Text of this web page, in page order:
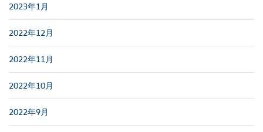
2023年1月
2022年12月
2022年11月
2022年10月
2022年9月